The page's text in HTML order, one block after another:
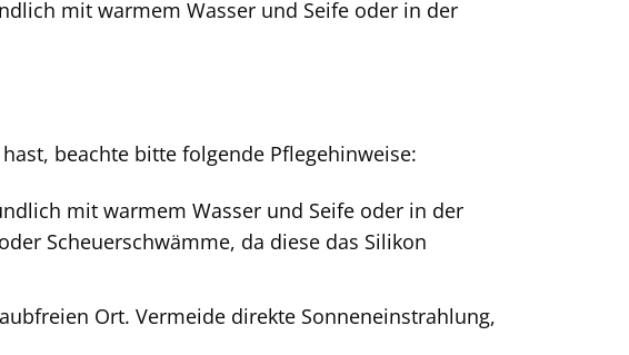
mit warmem Wasser und Seife oder in der
hast, beachte bitte folgende Pflegehinweise:
mit warmem Wasser und Seife oder in der
Scheuerschwämme, da diese das Silikon
Ort. Vermeide direkte Sonneneinstrahlung,